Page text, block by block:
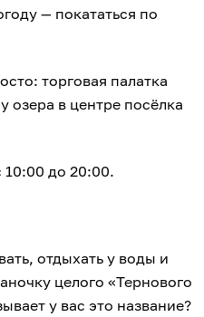
— покататься по
торговая палатка
озера в центре посёлка
до 20:00.
отдыхать у воды и
целого «Тернового
у вас это название?